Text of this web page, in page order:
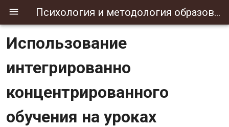
Психология и методология образования
Использование
интегрированно
концентрированного
обучения на уроках